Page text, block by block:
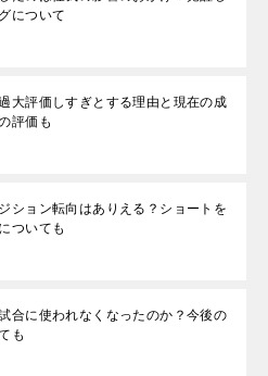
について
大評価しすぎとする理由と現在の成
評価も
ション転向はありえる？ショートを
ついても
合に使われなくなったのか？今後の
も